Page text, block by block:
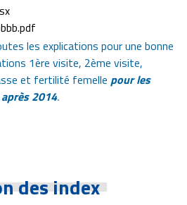
les explications pour une bonne
1ère visite, 2ème visite,
et fertilité femelle pour les
2014.
des index